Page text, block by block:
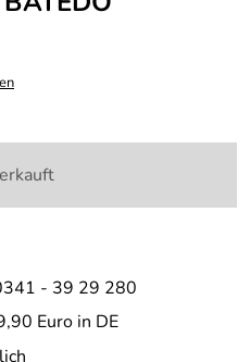
- 39 29 280
Euro in DE